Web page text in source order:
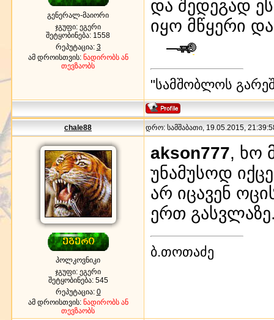
გენერალ-მაიორი
ჯგუფი: ეგერი
შეტყობინება: 1558
რეპუტაცია: 3
ამ დროისთვის: ნადირობს ან
თევზაობს
და შედეგად
იყო მწყერი
"სამშობლოს
chale88 დრო: სამშაბათი, 19.05.2015,
პოლკოვნიკი
ჯგუფი: ეგერი
შეტყობინება: 545
რეპუტაცია: 0
ამ დროისთვის: ნადირობს ან
თევზაობს
akson777, ხო
უნამუსოდ
არ იცავენ
ერთ
ბ.თოთაძე